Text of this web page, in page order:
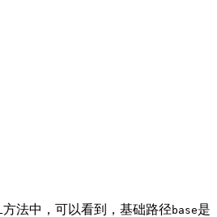
方法中，可以看到，基础路径 base是